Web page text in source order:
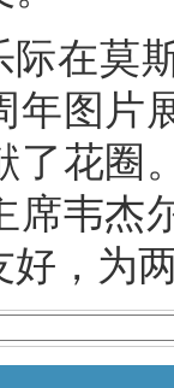
际在莫
年图片
了花圈
席韦杰
，为